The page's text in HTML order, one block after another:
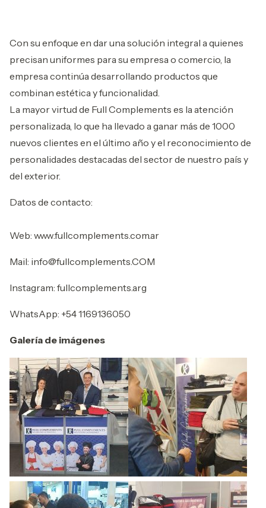
Con su enfoque en dar una solución integral a quienes
precisan uniformes para su empresa o comercio, la
empresa continúa desarrollando productos que
combinan estética y funcionalidad.
La mayor virtud de Full Complements es la atención
personalizada, lo que ha llevado a ganar más de 1000
nuevos clientes en el último año y el reconocimiento de
personalidades destacadas del sector de nuestro país y
del exterior.
Datos de contacto:
Web: www.fullcomplements.com.ar
Mail: info@fullcomplements.COM
Instagram: fullcomplements.arg
WhatsApp: +54 1169136050
Galería de imágenes